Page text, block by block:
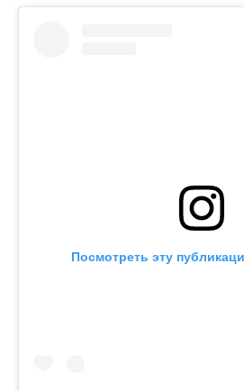
Посмотреть эту